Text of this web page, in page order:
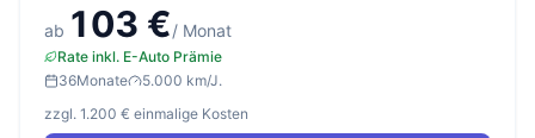
ab 103 €/ Monat
Rate inkl. E-Auto Prämie
36Monate
5.000 km/J.
zzgl. 1.200 € einmalige Kosten